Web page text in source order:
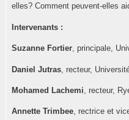
elles? Comment peuvent-elles
Intervenants :
Suzanne Fortier, principale,
Daniel Jutras, recteur,
Mohamed Lachemi, recteur,
Annette Trimbee, rectrice et